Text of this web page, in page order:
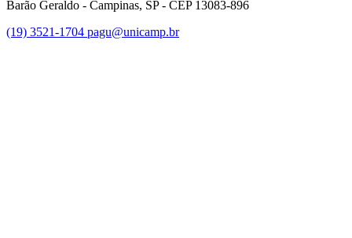
Barão Geraldo - Campinas, SP - CEP 13083-896
(19) 3521-1704 pagu@unicamp.br